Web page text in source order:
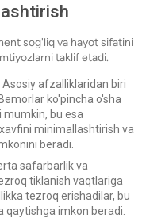
sog'liq va hayot sifatini
taklif etadi.
Asosiy afzalliklaridan biri
ko'pincha o'sha
mumkin, bu esa
minimallashtirish va
beradi.
safarbarlik va
tiklanish vaqtlariga
tezroq erishadilar, bu
qaytishga imkon beradi.